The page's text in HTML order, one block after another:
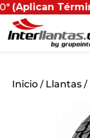
Términos y
Inicio / Llantas /